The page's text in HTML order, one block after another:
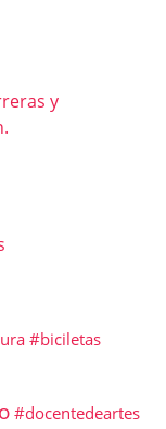
y
#biciletas
#docentedeartes